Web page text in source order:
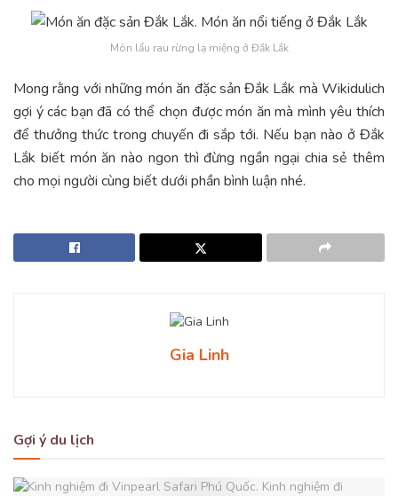
Món lẩu rau rừng lạ miệng ở Đắk Lắk
Mong rằng với những món ăn đặc sản Đắk Lắk mà Wikidulich
gợi ý các bạn đã có thể chọn được món ăn mà mình yêu thích
để thưởng thức trong chuyến đi sắp tới. Nếu bạn nào ở Đắk
Lắk biết món ăn nào ngon thì đừng ngần ngại chia sẻ thêm
cho mọi người cùng biết dưới phần bình luận nhé.
Gia Linh
Gợi ý du lịch